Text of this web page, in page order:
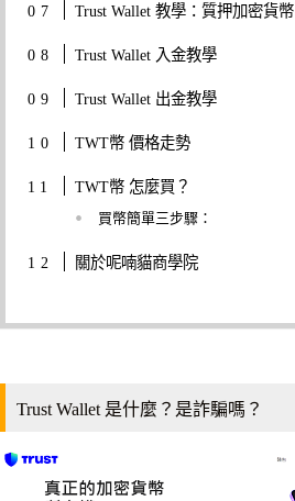
Trust Wallet 教學：質押加密貨幣
Trust Wallet 入金教學
Trust Wallet 出金教學
TWT幣 價格走勢
TWT幣 怎麼買？
買幣簡單三步驟：
關於呢喃貓商學院
Trust Wallet 是什麼？是詐騙嗎？